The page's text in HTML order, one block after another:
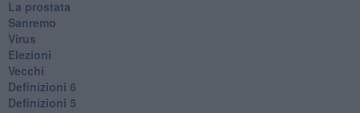
La prostata
Sanremo
Virus
Elezioni
Vecchi
Definizioni 6
Definizioni 5